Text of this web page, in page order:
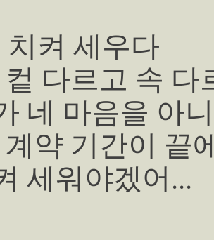
치켜 세우다
다르고 속
네 마음을 아
계약 기간이 끝
세워야겠어...